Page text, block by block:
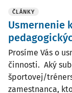
ČLÁNKY
Usmernenie
Prosíme Vás o
činnosti. Aký
športovej/
zamestnanca,